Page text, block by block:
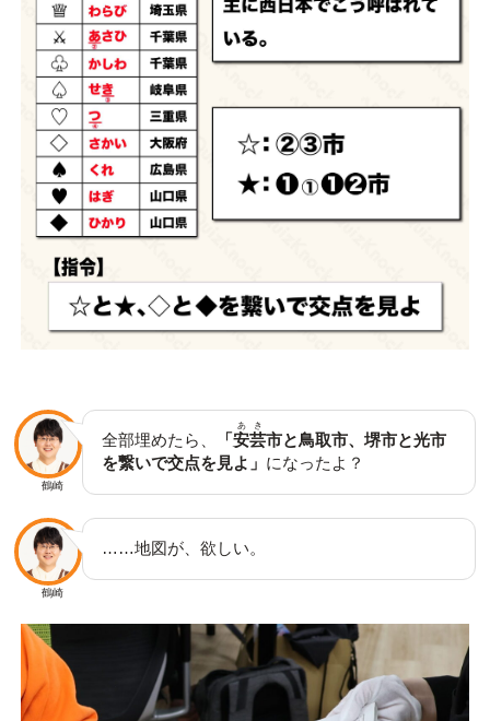
鶴崎
全部埋めたら、 「安芸
あき
市と鳥取市、堺市と光市
を繋いで交点を見よ」 になったよ？
鶴崎
……地図が、欲しい。